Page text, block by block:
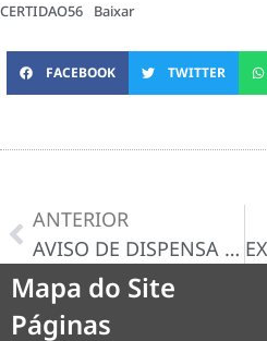
CERTIDAO56 Baixar
FACEBOOK TWITTER
ANTERIOR
AVISO DE DISPENSA N° 056/2024-D
Mapa do Site
Páginas